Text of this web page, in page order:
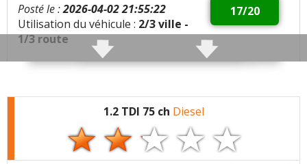
17/20
Posté le :2026-04-02 21:55:22
Utilisation du véhicule : 2/3 ville -
1/3 route
Défauts : Habitabilité Confort des sièges
1.2 TDI 75 ch Diesel